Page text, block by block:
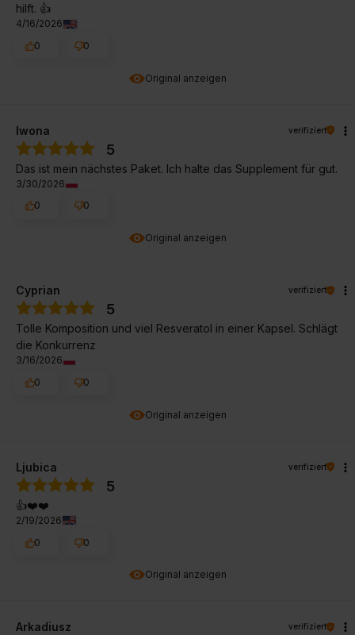
Original anzeigen
hilft. 👍️
4/16/2026
0
0
Original anzeigen
Iwona verifiziert
5
Das ist mein nächstes Paket. Ich halte das Supplement für gut.
3/30/2026
0
0
Original anzeigen
Cyprian verifiziert
5
Tolle Komposition und viel Resveratol in einer Kapsel. Schlägt
die Konkurrenz
3/16/2026
0
0
Original anzeigen
Ljubica verifiziert
5
👍️❤️❤️
2/19/2026
0
0
Arkadiusz verifiziert